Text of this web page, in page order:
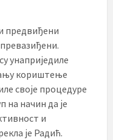
предвиђени
унаприједиле
кориштење
своје процедуре
на начин да је
и
је Радић.